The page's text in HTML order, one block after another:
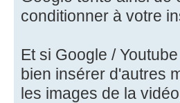
conditionner à votre
Et si Google /
bien insérer d'autres
les images de la